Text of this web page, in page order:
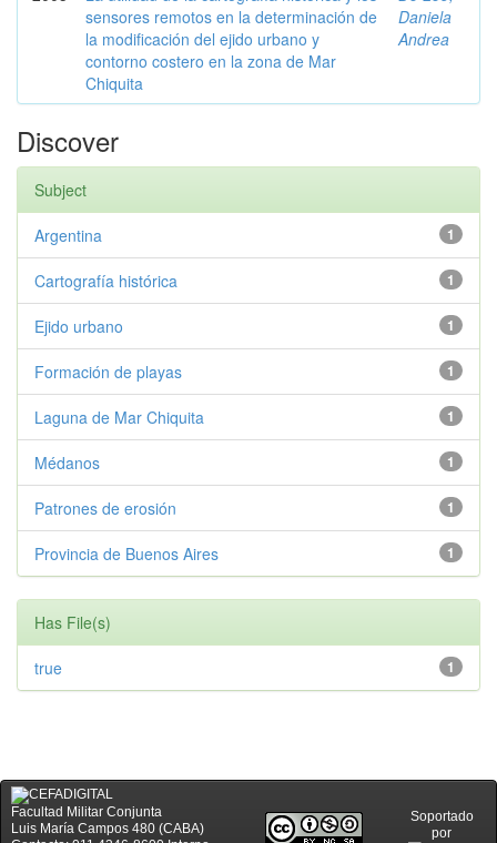
sensores remotos en la determinación de
la modificación del ejido urbano y
contorno costero en la zona de Mar
Chiquita
Daniela
Andrea
Discover
Subject
1
Argentina
1
Cartografía histórica
1
Ejido urbano
1
Formación de playas
1
Laguna de Mar Chiquita
1
Médanos
1
Patrones de erosión
1
Provincia de Buenos Aires
Has File(s)
1
true
Facultad Militar Conjunta
Luis María Campos 480 (CABA)
Soportado
por